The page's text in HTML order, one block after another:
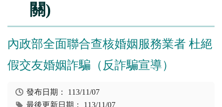
關)
內政部全面聯合查核婚姻服務業者 杜絕
假交友婚姻詐騙（反詐騙宣導）
發布日期： 113/11/07
最後更新日期： 113/11/07